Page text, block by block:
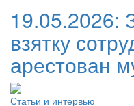
19.05.2026:
взятку
арестован
Статьи и интервью